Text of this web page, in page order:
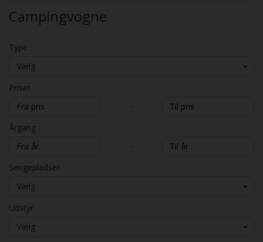
Campingvogne
Type
Vælg
Priser
-
Årgang
-
Sengepladser
Vælg
Udstyr
Vælg